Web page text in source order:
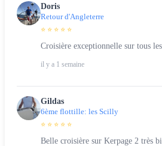
Doris
Retour d'Angleterre
⭐ ⭐ ⭐ ⭐ ⭐
Croisière exceptionnelle sur tous
il y a 1 semaine
Gildas
6ème flottille: les Scilly
⭐ ⭐ ⭐ ⭐ ⭐
Belle croisière sur Kerpage 2 très